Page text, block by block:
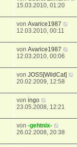
15.03.2010, 01:20
vonAvarice1987
12.03.2010, 00:11
vonAvarice1987
12.03.2010, 00:06
vonJOSS[WildCat]
20.02.2009, 12:58
voningo
23.05.2008, 12:21
von-gehtnix-
26.02.2008, 20:38